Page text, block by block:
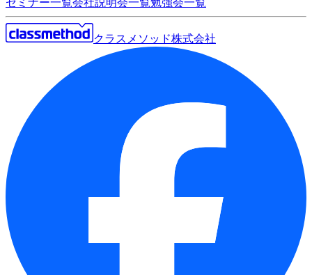
クラスメソッド株式会社